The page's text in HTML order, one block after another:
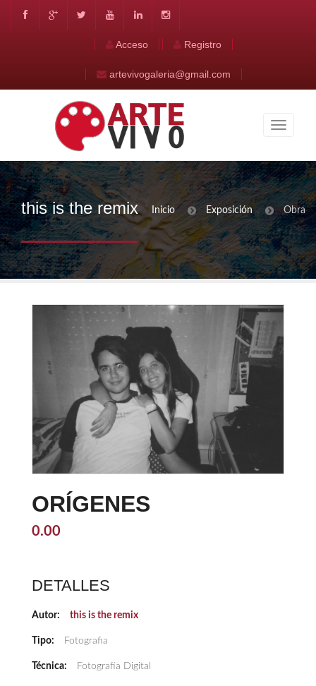
Acceso Registro
artevivogaleria@gmail.com
this is the remix Inicio Exposición Obra
ORÍGENES
0.00
DETALLES
Autor: this is the remix
Tipo: Fotografia
Técnica: Fotografía Digital